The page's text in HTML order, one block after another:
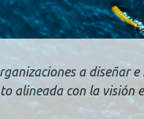
a diseñar
alineada con la visión